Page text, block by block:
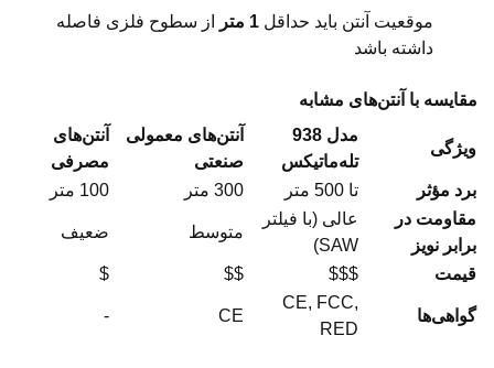
موقعیت آنتن باید حداقل 1 متر
از سطوح فلزی فاصله
داشته باشد
مقایسه با آنتن‌های مشابه
ویژگی
مدل 938
تله‌ماتیکس
آنتن‌های معمولی
صنعتی
آنتن‌های
مصرفی
برد مؤثر
تا 500 متر 300 متر
100 متر
مقاومت در
برابر نویز
عالی (با فیلتر
SAW)
متوسط ضعیف
قیمت $$$
$$
$
گواهی‌ها
CE, FCC,
RED
CE
-